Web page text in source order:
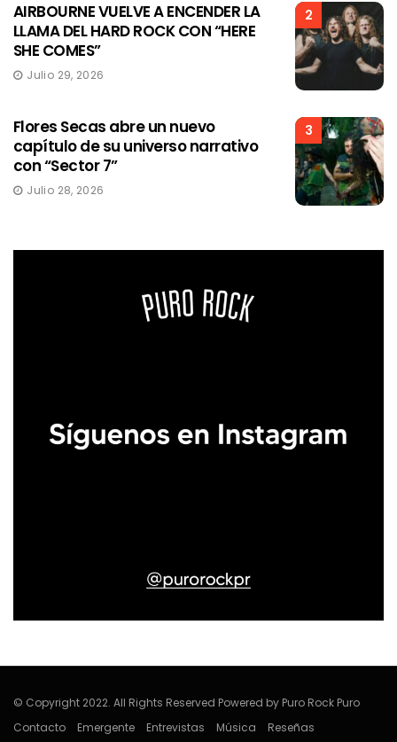
2
AIRBOURNE VUELVE A ENCENDER LA
LLAMA DEL HARD ROCK CON “HERE
SHE COMES”
Julio 29, 2026
3
Flores Secas abre un nuevo
capítulo de su universo narrativo
con “Sector 7”
Julio 28, 2026
© Copyright 2022. All Rights Reserved Powered by Puro Rock Puro
Contacto
Emergente Entrevistas Música Reseñas